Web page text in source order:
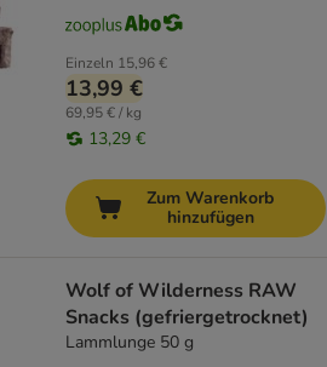
Einzeln 15,96 €
13,99 €
69,95 € / kg
13,29 €
Zum Warenkorb
hinzufügen
Wolf of Wilderness RAW
Snacks (gefriergetrocknet)
Lammlunge 50 g